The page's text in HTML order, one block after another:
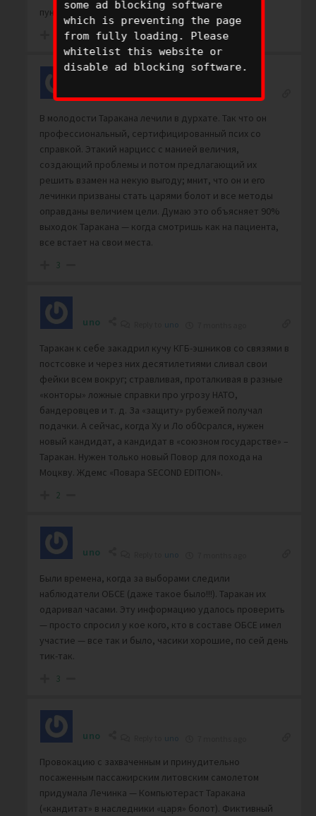
some ad blocking software
which is preventing the page
from fully loading. Please
whitelist this website or
disable ad blocking software.
пунктам:
В молодости Таракана лечили в дурхате. Так что он
профессиональный, сертифицированный псих со
справкой. Этакий нарцисс с манией величия,
создающий проблемы и потом предлагающий их
решить взамен на некую выгоду; мнит, что он и его
лечинки призваны стать царями болот и все методы
оправданы величием цели. Думаю это объясняет 90%
выходок Таракана — когда смотришь как на пациента,
все встает на свои места.
3
uno uno
Таракан к себе закадрил кучу КГБ-эшников со связями в
постсовке и через них десятилетиями сливал свои
фейки всем вокруг; стравливая, проталкивая в разные
«конторы» ложные справки про угрозу НАТО,
бандеровцев и т. д. За «защиту» рубежей получал
подачки. А сейчас, когда Ху и Ло об0срался, нужен
новый кандидат, а кандидат в «союзном государстве» –
Таракан. Нужен только новый Повор для похода на
Моцкву. Ждемс «Повара SECOND EDITION».
2
uno uno
Были времена, когда за выборами следили
наблюдатели ОБСЕ (даже такое было!!!). Таракан их
одаривал часами. Эту информацию удалось проверить
— просто спросил у кое кого, кто в составе ОБСЕ имел
участие — все так и было, часики хорошие, по сей день
тик-так.
3
uno uno
Провокацию с захваченным и принудительно
посаженным пассажирским литовским самолетом
придумала Лечинка — Компьютераст Таракана
(«кандитат» в наследники «царя» болот). Фиктивный